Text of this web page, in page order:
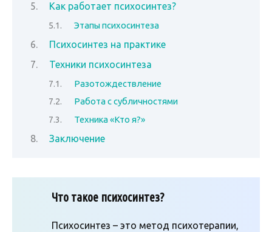
Как работает психосинтез?
Этапы психосинтеза
Психосинтез на практике
Техники психосинтеза
Разотождествление
Работа с субличностями
Техника «Кто я?»
Заключение
Что такое психосинтез?
Психосинтез – это метод психотерапии,